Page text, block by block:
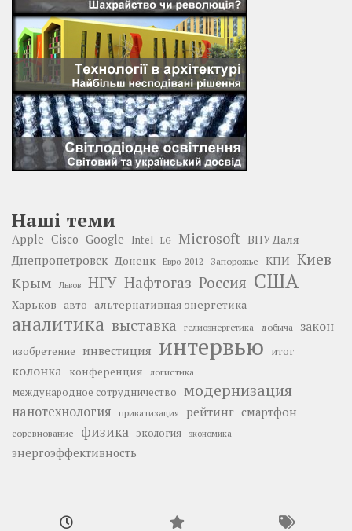
Наші теми
Apple Cisco Google Intel LG Microsoft ВНУ Даля
Днепропетровск Донецк Евро-2012 Запорожье КПИ Киев
Крым Львов НГУ Нафтогаз Россия США
Харьков авто альтернативная энергетика
аналитика выставка гелиоэнергетика добыча закон
изобретение инвестиция интервью итог
колонка конференция логистика
международное сотрудничество модернизация
нанотехнология приватизация рейтинг смартфон
соревнование физика экология экономика
энергоэффективность